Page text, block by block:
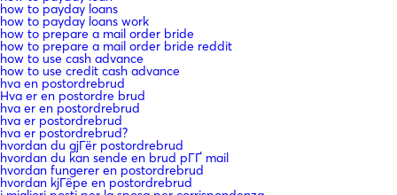
how to payday loans
how to payday loans work
how to prepare a mail order bride
how to prepare a mail order bride reddit
how to use cash advance
how to use credit cash advance
hva en postordrebrud
Hva er en postordre brud
hva er en postordrebrud
hva er postordrebrud
hva er postordrebrud?
hvordan du gjГёr postordrebrud
hvordan du kan sende en brud pГҐ mail
hvordan fungerer en postordrebrud
hvordan kjГёpe en postordrebrud